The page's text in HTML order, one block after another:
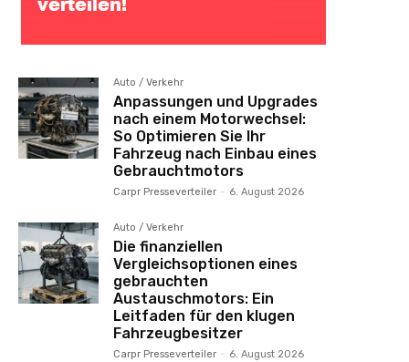
Auto / Verkehr
Anpassungen und Upgrades
nach einem Motorwechsel:
So Optimieren Sie Ihr
Fahrzeug nach Einbau eines
Gebrauchtmotors
Carpr Presseverteiler - 6. August 2026
Auto / Verkehr
Die finanziellen
Vergleichsoptionen eines
gebrauchten
Austauschmotors: Ein
Leitfaden für den klugen
Fahrzeugbesitzer
Carpr Presseverteiler - 6. August 2026